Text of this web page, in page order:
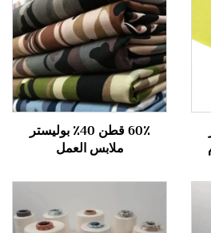
60٪ قطن 40٪ بوليستر
ملابس العمل